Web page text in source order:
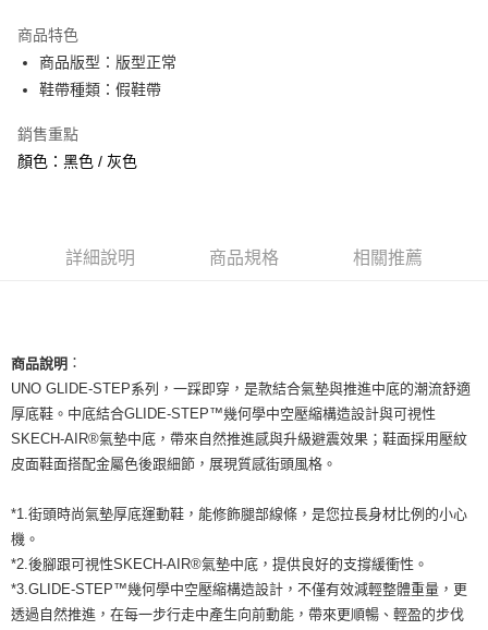
合作金庫商業銀行
華南商業銀行
上海商業儲蓄銀行
臺灣中小企業銀行
匯豐（台灣）商業銀行
台新國際商業銀行
中國信託商業銀行
超商取貨付款
LINE Pay
Apple Pay
街口支付
全盈+PAY
AFTEE先享後付是「在收到商品之後才付款」的支付方式。 讓您購物簡單
便利好安心！
１．簡單：不需註冊會員、不需綁卡、不需儲值。
２．便利：只要手機號碼，簡訊認證，即可結帳。
３．安心：先確認商品／服務後，再付款。
結帳頁面，進行簡訊認證並確認金額後，即可完成結帳。
２．訂單成立數日內，您將收到繳費通知簡訊。
３．收到繳費通知簡訊後14天內，點擊此簡訊中的連結，可透過四大超商／
ATM／網路銀行／等多元方式進行付款，方視為交易完成。
※ 請注意：結帳手續完成當下不需立刻繳費，但若您需要取消訂單，請聯絡
購買商品的店家。未經商家同意取消之訂單仍視為有效，需透過AFTEE先享
ATM付款
運送方式
全家取貨付款
付款後全家取貨
每筆NT$60，滿NT$1,500(含以上)免運費
7-11取貨付款
每筆NT$60，滿NT$1,500(含以上)免運費
商品特色
商品版型：版型正常
鞋帶種類：假鞋帶
銷售重點
顏色：黑色 / 灰色
詳細說明 商品規格 相關推薦
商品說明 ：
UNO GLIDE-STEP系列，一踩即穿，是款結合氣墊與推進中底的潮流舒適
厚底鞋。中底結合GLIDE-STEP™幾何學中空壓縮構造設計與可視性
SKECH-AIR®氣墊中底，帶來自然推進感與升級避震效果；鞋面採用壓紋
皮面鞋面搭配金屬色後跟細節，展現質感街頭風格。
*1.街頭時尚氣墊厚底運動鞋，能修飾腿部線條，是您拉長身材比例的小心
機。
*2.後腳跟可視性SKECH-AIR®氣墊中底，提供良好的支撐緩衝性。
*3.GLIDE-STEP™幾何學中空壓縮構造設計，不僅有效減輕整體重量，更
透過自然推進，在每一步行走中產生向前動能，帶來更順暢、輕盈的步伐